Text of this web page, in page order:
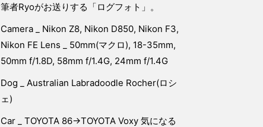
筆者Ryoがお送りする「ログフォト」。
Camera _ Nikon Z8, Nikon D850, Nikon F3,
Nikon FE Lens _ 50mm(マクロ), 18-35mm,
50mm f/1.8D, 58mm f/1.4G, 24mm f/1.4G
Dog _ Australian Labradoodle Rocher(ロシ
ェ)
Car _ TOYOTA 86→TOYOTA Voxy 気になる